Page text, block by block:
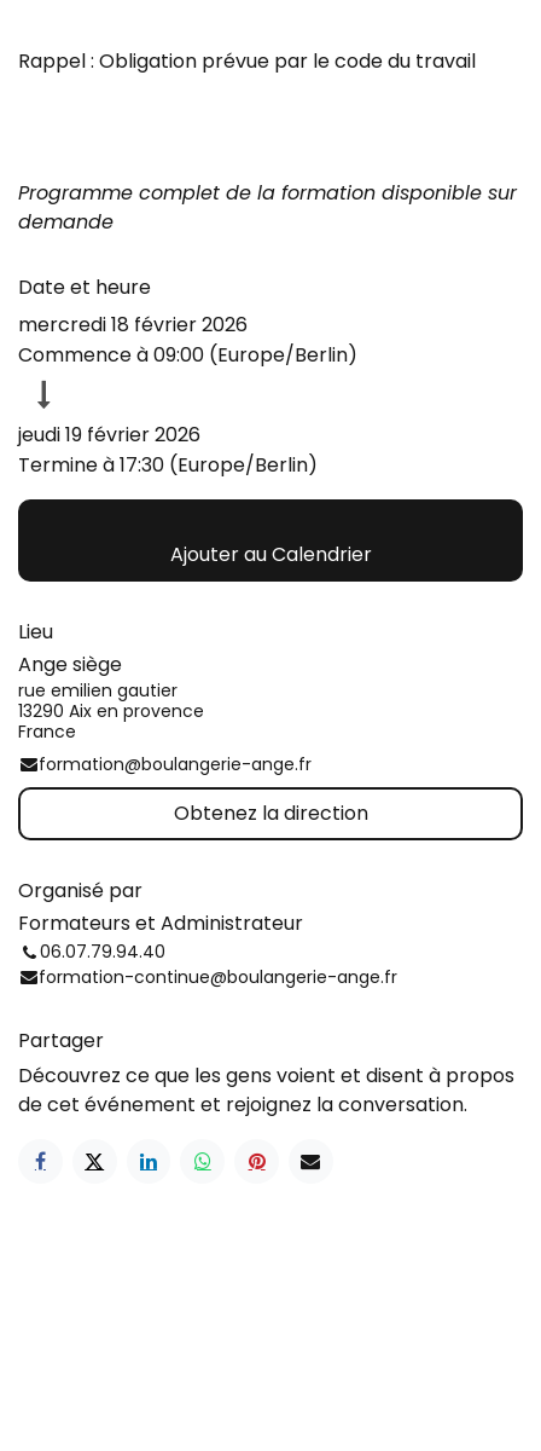
Rappel : Obligation prévue par le code du travail
Programme complet de la formation disponible sur
demande
Date et heure
mercredi 18 février 2026
Commence à09:00 (Europe/Berlin)
jeudi 19 février 2026
Termine à17:30 (Europe/Berlin)
Ajouter au Calendrier
Lieu
Ange siège
rue emilien gautier
13290 Aix en provence
France
formation@boulangerie-ange.fr
Obtenez la direction
Organisé par
Formateurs et Administrateur
06.07.79.94.40
formation-continue@boulangerie-ange.fr
Partager
Découvrez ce que les gens voient et disent à propos
de cet événement et rejoignez la conversation.